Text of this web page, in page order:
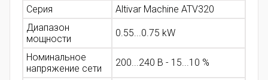
Серия
Altivar Machine ATV320
Диапазон
мощности
0.55...0.75 kW
Номинальное
напряжение сети
200...240 В - 15...10 %